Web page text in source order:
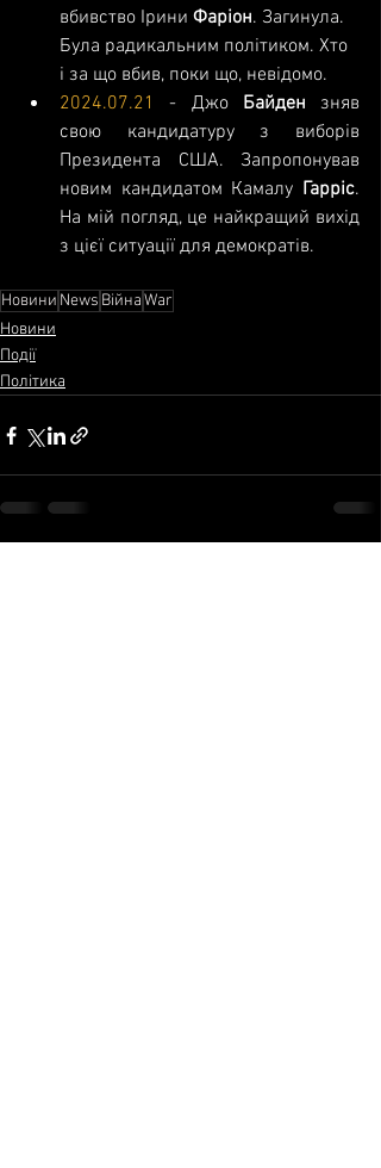
вбивство Ірини Фаріон. Загинула.
Була радикальним політиком. Хто
і за що вбив, поки що, невідомо.
2024.07.21
- Джо Байден зняв
свою кандидатуру з виборів
Президента США. Запропонував
новим кандидатом Камалу Гарріс.
На мій погляд, це найкращий вихід
з цієї ситуації для демократів.
Новини News ВійнаWar
Новини
Події
Політика